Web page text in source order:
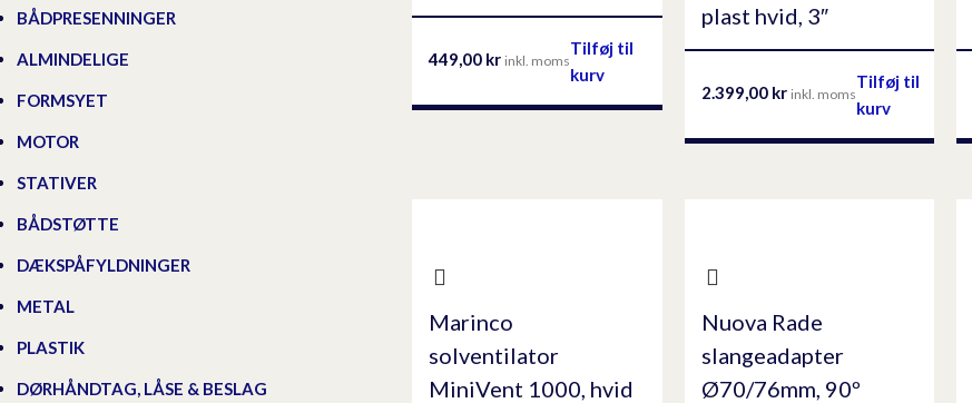
BÅDPRESENNINGER
ALMINDELIGE
FORMSYET
MOTOR
STATIVER
BÅDSTØTTE
DÆKSPÅFYLDNINGER
METAL
PLASTIK
DØRHÅNDTAG, LÅSE & BESLAG
449,00 kr inkl. moms
Tilføj til
kurv
plast hvid, 3″
2.399,00 kr inkl. moms
Tilføj til
kurv
Marinco
solventilator
MiniVent 1000, hvid
Nuova Rade
slangeadapter
Ø70/76mm, 90º